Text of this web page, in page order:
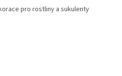
pro rostliny a sukulenty